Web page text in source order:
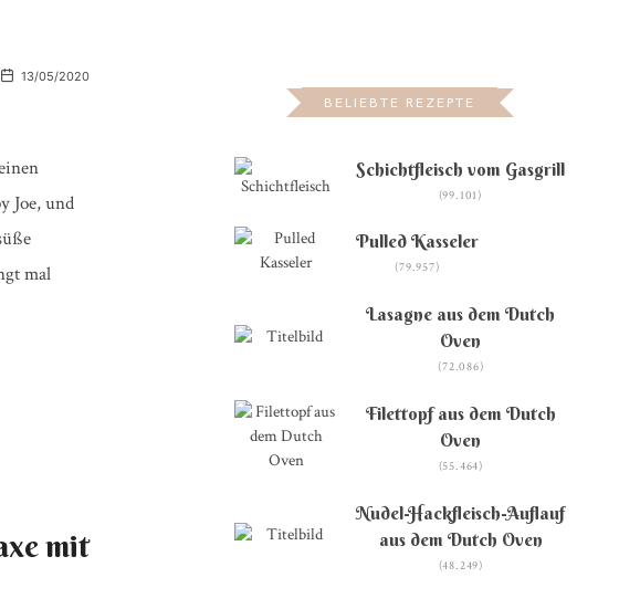
13/05/2020
Joe, und
mal
mit
BELIEBTE REZEPTE
Schichtfleisch vom Gasgrill
(99.101)
Pulled Kasseler
(79.957)
Lasagne aus dem Dutch
Oven
(72.086)
Filettopf aus dem Dutch
Oven
(55.464)
Nudel-Hackfleisch-Auflauf
aus dem Dutch Oven
(48.249)